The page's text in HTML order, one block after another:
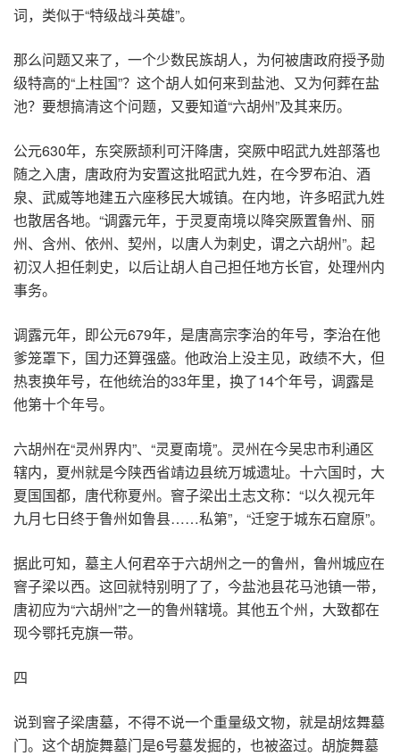
词，类似于“特级战斗英雄”。
那么问题又来了，一个少数民族胡人，为何被唐政府授予勋
级特高的“上柱国”？这个胡人如何来到盐池、又为何葬在盐
池？要想搞清这个问题，又要知道“六胡州”及其来历。
公元630年，东突厥颉利可汗降唐，突厥中昭武九姓部落也
随之入唐，唐政府为安置这批昭武九姓，在今罗布泊、酒
泉、武威等地建五六座移民大城镇。在内地，许多昭武九姓
也散居各地。“调露元年，于灵夏南境以降突厥置鲁州、丽
州、含州、依州、契州，以唐人为刺史，谓之六胡州”。起
初汉人担任刺史，以后让胡人自己担任地方长官，处理州内
事务。
调露元年，即公元679年，是唐高宗李治的年号，李治在他
爹笼罩下，国力还算强盛。他政治上没主见，政绩不大，但
热衷换年号，在他统治的33年里，换了14个年号，调露是
他第十个年号。
六胡州在“灵州界内”、“灵夏南境”。灵州在今吴忠市利通区
辖内，夏州就是今陕西省靖边县统万城遗址。十六国时，大
夏国国都，唐代称夏州。窨子梁出土志文称：“以久视元年
九月七日终于鲁州如鲁县……私第”，“迁窆于城东石窟原”。
据此可知，墓主人何君卒于六胡州之一的鲁州，鲁州城应在
窨子梁以西。这回就特别明了了，今盐池县花马池镇一带，
唐初应为“六胡州”之一的鲁州辖境。其他五个州，大致都在
现今鄂托克旗一带。
四
说到窨子梁唐墓，不得不说一个重量级文物，就是胡炫舞墓
门。这个胡旋舞墓门是6号墓发掘的，也被盗过。胡旋舞墓